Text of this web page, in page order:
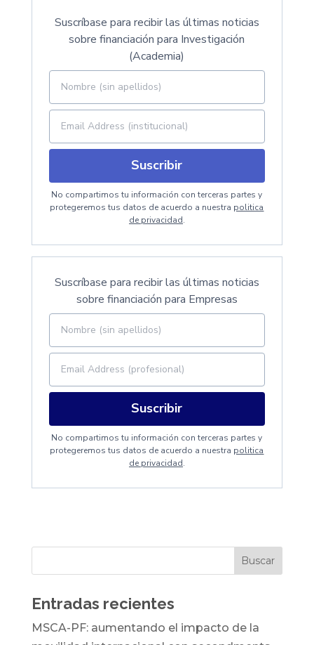
Suscríbase para recibir las últimas noticias
sobre financiación para Investigación
(Academia)
Suscribir
No compartimos tu información con terceras partes y
protegeremos tus datos de acuerdo a nuestra politica
de privacidad.
Suscríbase para recibir las últimas noticias
sobre financiación para Empresas
Suscribir
No compartimos tu información con terceras partes y
protegeremos tus datos de acuerdo a nuestra politica
de privacidad.
Entradas recientes
MSCA-PF: aumentando el impacto de la